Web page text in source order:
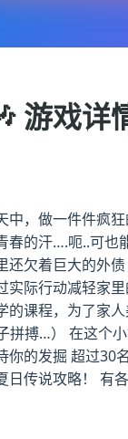
游戏详
中，做一件件疯
春的汗….呃..可也
还欠着巨大的外
实际行动减轻家里
的课程，为了家
拼搏…） 在这个
你的发掘 超过30
日传说攻略！ 有